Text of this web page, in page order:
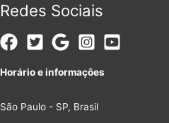
Redes Sociais
Horário e informações
São Paulo - SP, Brasil